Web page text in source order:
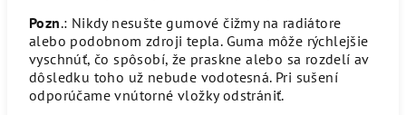
Pozn.: Nikdy nesušte gumové čižmy na radiátore
alebo podobnom zdroji tepla. Guma môže rýchlejšie
vyschnúť, čo spôsobí, že praskne alebo sa rozdelí av
dôsledku toho už nebude vodotesná. Pri sušení
odporúčame vnútorné vložky odstrániť.